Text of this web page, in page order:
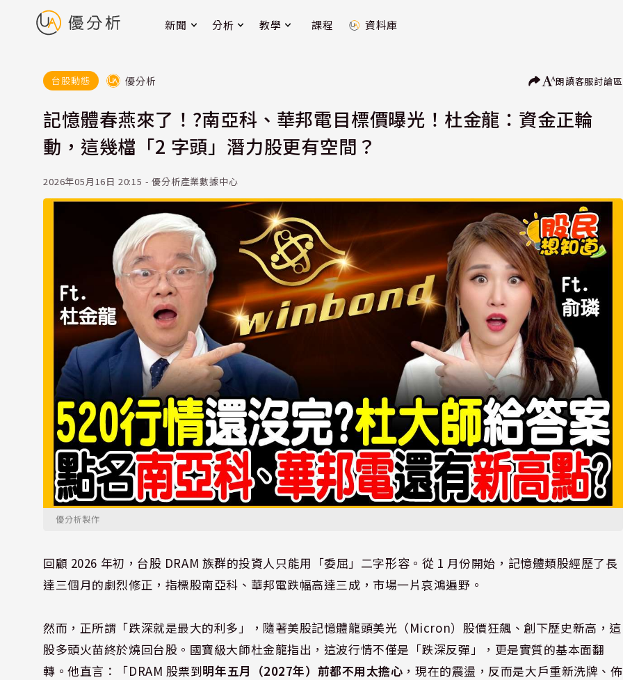
新聞 分析 教學 課程 資料庫
台股動態 優分析 朗讀客服討論區
記憶體春燕來了！?南亞科、華邦電目標價曝光！杜金龍：資金正輪
動，這幾檔「2 字頭」潛力股更有空間？
2026年05月16日 20:15 - 優分析產業數據中心
優分析製作
回顧 2026 年初，台股 DRAM 族群的投資人只能用「委屈」二字形容。從 1 月份開始，記憶體類股經歷了長
達三個月的劇烈修正，指標股南亞科、華邦電跌幅高達三成，市場一片哀鴻遍野。
然而，正所謂「跌深就是最大的利多」，隨著美股記憶體龍頭美光（Micron）股價狂飆、創下歷史新高，這
股多頭火苗終於燒回台股。國寶級大師杜金龍指出，這波行情不僅是「跌深反彈」，更是實質的基本面翻
轉。他直言：「DRAM 股票到明年五月（2027年）前都不用太擔心 ，現在的震盪，反而是大戶重新洗牌、佈